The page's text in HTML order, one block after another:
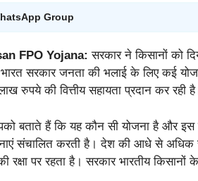
Group
FPO Yojana:सरकार ने किसानों को
सरकार जनता की भलाई के लिए कई
रुपये की वित्तीय सहायता प्रदान कर रही
बताते हैं कि यह कौन सी योजना है और इस
संचालित करती है। देश की आधे से अधिक
रक्षा पर रहता है। सरकार भारतीय